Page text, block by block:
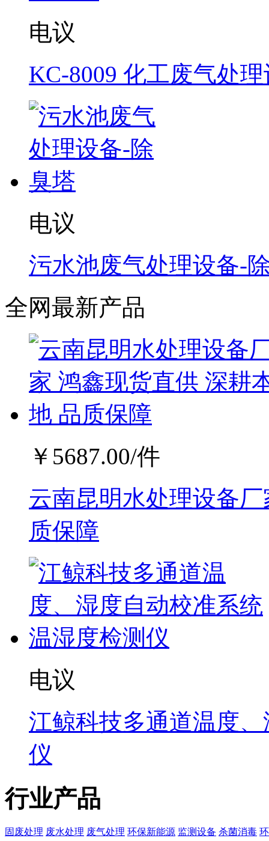
电议
KC-8009 化工废气处
电议
污水池废气处理设备-
全网最新产品
￥ 5687.00/件
云南昆明水处理设备
质保障
电议
江鲸科技多通道温度
仪
行业产品
固废处理 废水处理 废气处理 环保新能源 监测设备 杀菌消毒